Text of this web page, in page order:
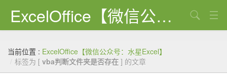
ExcelOffice【微信公众号：水星Excel】
资源下载
当前位置 : ExcelOffice【微信公众号：水星Excel】
/ 标签为 [ vba判断文件夹是否存在 ] 的文章